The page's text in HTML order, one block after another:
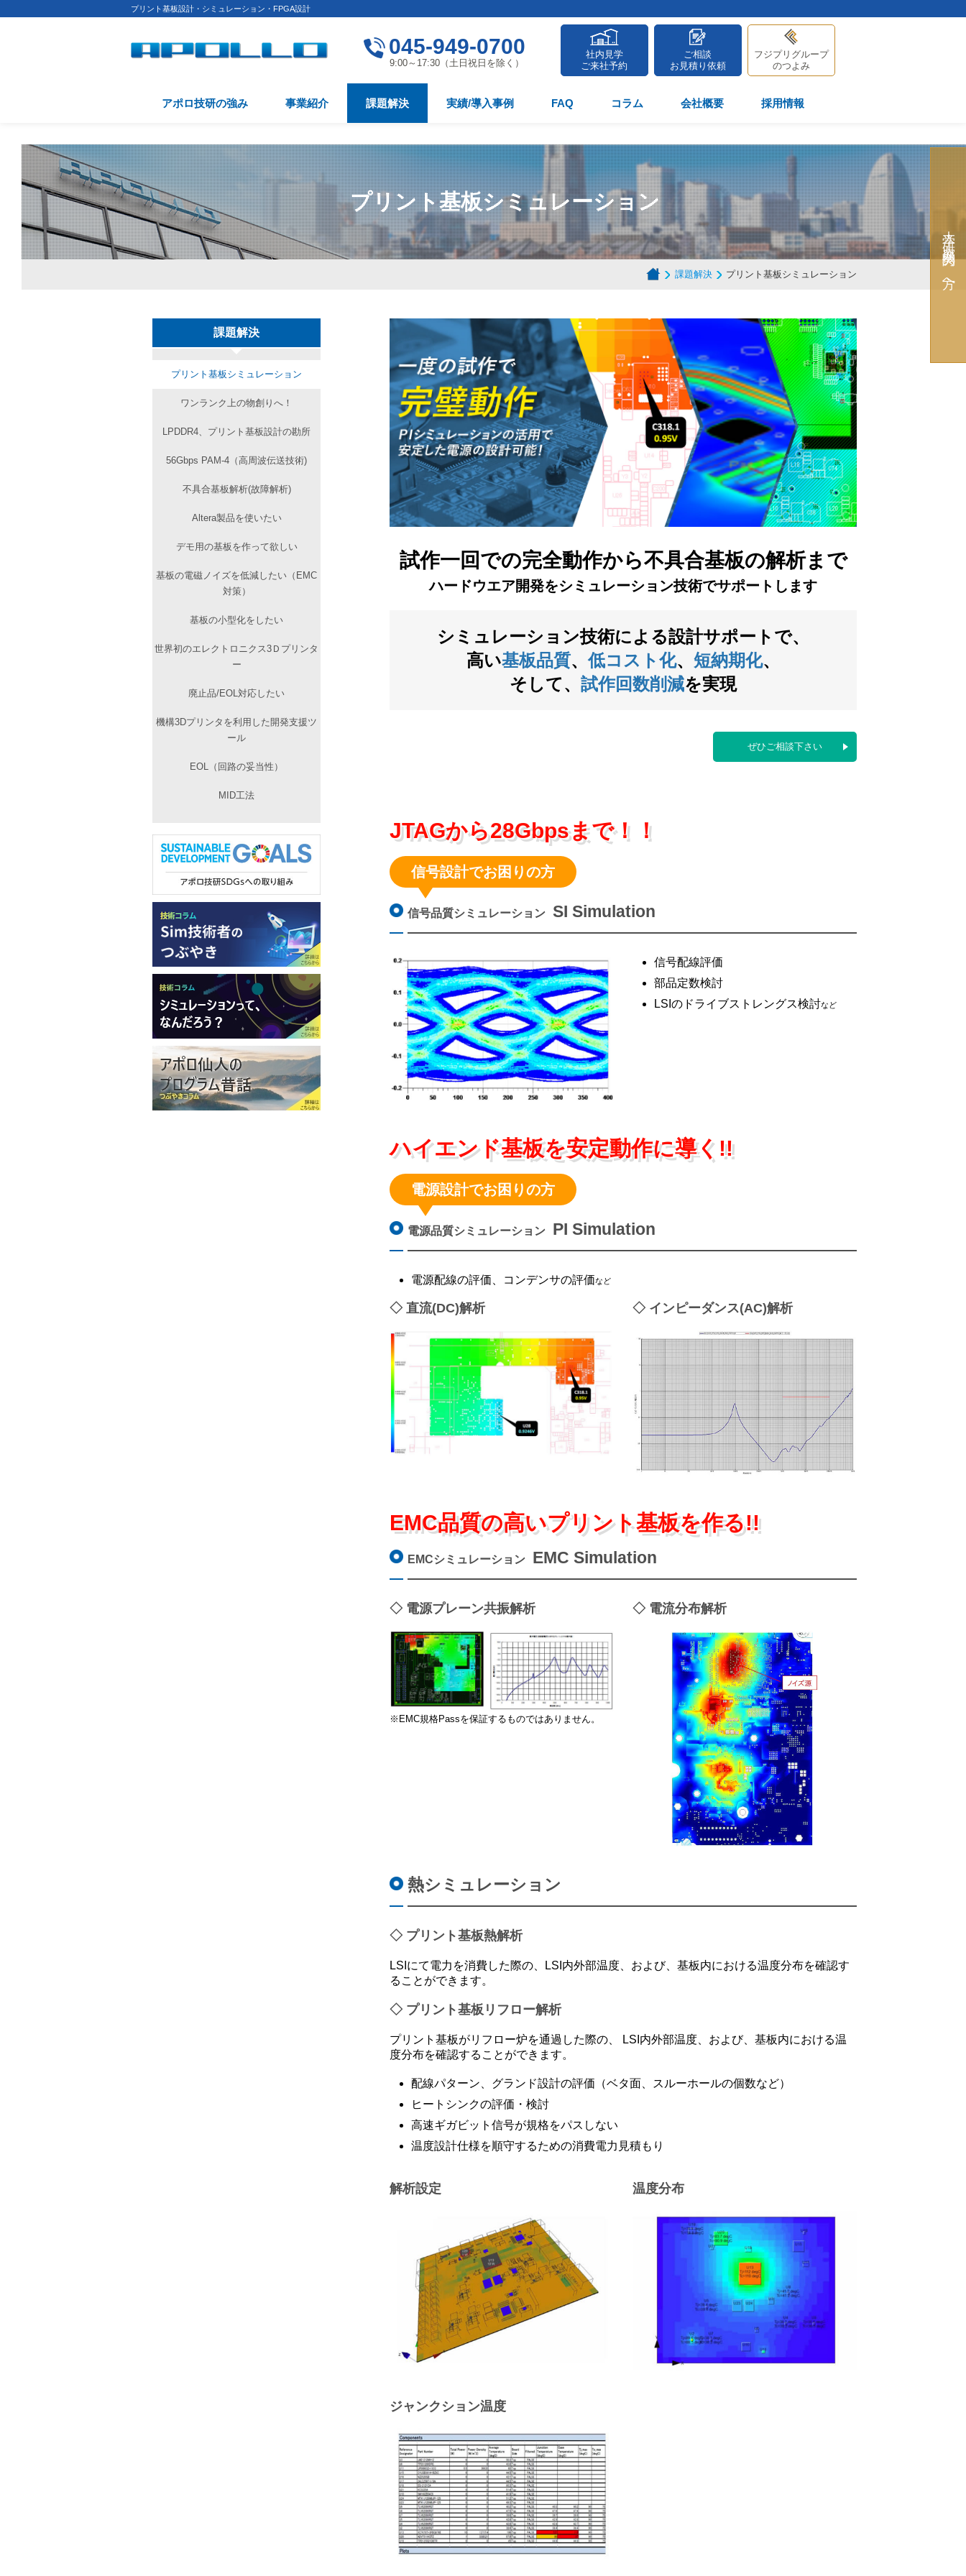
プリント基板設計・シミュレーション・FPGA設計
045-949-0700
9:00～17:30（土日祝日を除く）
社内見学
ご来社予約
ご相談
お見積り依頼
フジプリグループ
のつよみ
アポロ技研の強み 事業紹介 課題解決 実績/導入事例 FAQ コラム 会社概要 採用情報
大学・研究機関の方へ
プリント基板シミュレーション
課題解決 プリント基板シミュレーション
試作一回での完全動作から不具合基板の解析まで
ハードウエア開発をシミュレーション技術でサポートします
シミュレーション技術による設計サポートで、
高い基板品質、低コスト化、 短納期化、
そして、 試作回数削減を実現
ぜひご相談下さい
JTAGから28Gbpsまで！！
信号設計でお困りの方
信号品質シミュレーション SI Simulation
信号配線評価
部品定数検討
LSIのドライブストレングス検討など
ハイエンド基板を安定動作に導く!!
電源設計でお困りの方
電源品質シミュレーション PI Simulation
電源配線の評価、コンデンサの評価など
◇ 直流(DC)解析 ◇ インピーダンス(AC)解析
EMC品質の高いプリント基板を作る!!
EMCシミュレーション EMC Simulation
◇ 電源プレーン共振解析
※EMC規格Passを保証するものではありません。
◇ 電流分布解析
熱シミュレーション
◇ プリント基板熱解析
LSIにて電力を消費した際の、LSI内外部温度、および、基板内における温度分布を確認す
ることができます。
◇ プリント基板リフロー解析
プリント基板がリフロー炉を通過した際の、 LSI内外部温度、および、基板内における温
度分布を確認することができます。
配線パターン、グランド設計の評価（ベタ面、スルーホールの個数など）
ヒートシンクの評価・検討
高速ギガビット信号が規格をパスしない
温度設計仕様を順守するための消費電力見積もり
解析設定 温度分布
ジャンクション温度
課題解決
プリント基板シミュレーション
ワンランク上の物創りへ！
LPDDR4、プリント基板設計の勘所
56Gbps PAM-4（高周波伝送技術)
不具合基板解析(故障解析)
Altera製品を使いたい
デモ用の基板を作って欲しい
基板の電磁ノイズを低減したい（EMC
対策）
基板の小型化をしたい
世界初のエレクトロニクス3Ｄプリンタ
ー
廃止品/EOL対応したい
機構3Dプリンタを利用した開発支援ツ
ール
EOL（回路の妥当性）
MID工法